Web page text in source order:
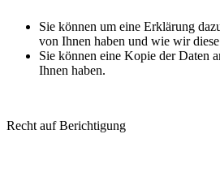
Sie können um eine Erklärung
von Ihnen haben und wie wir
Sie können eine Kopie der Daten
Ihnen haben.
Recht auf Berichtigung